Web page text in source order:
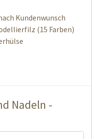
Kundenwunsch
(15 Farben)
Nadeln -